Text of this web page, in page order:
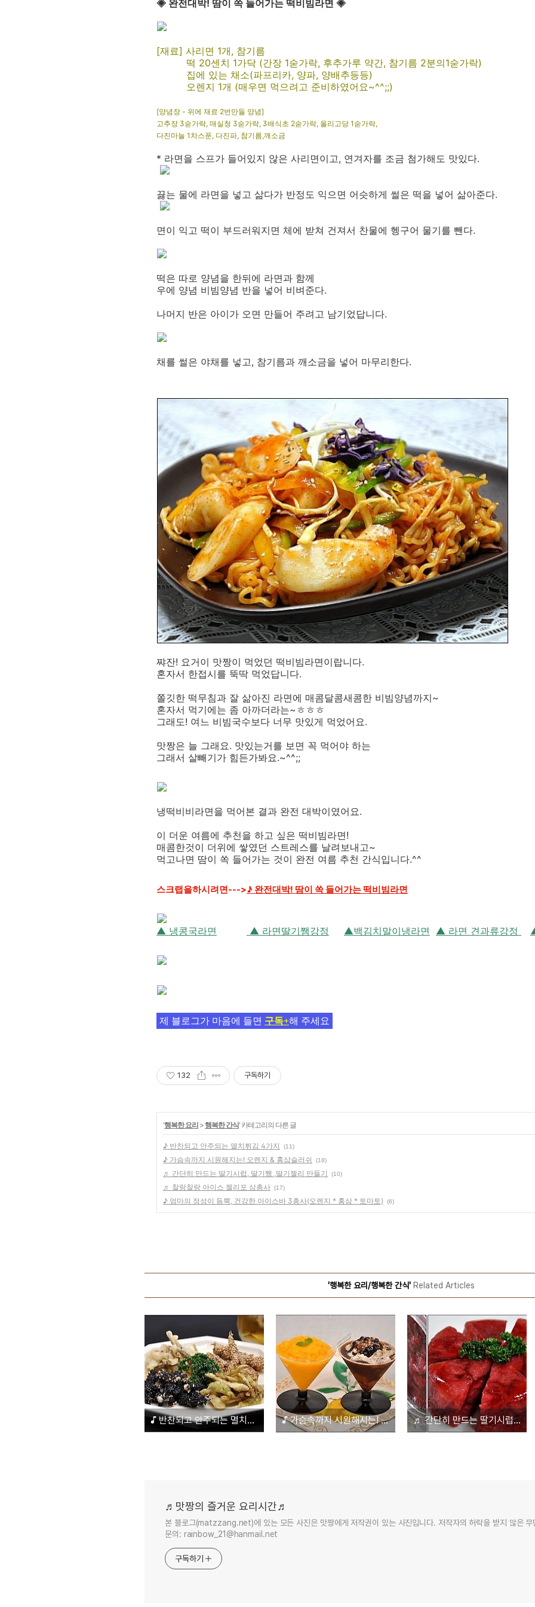
◈ 완전대박! 땀이 쏙 들어가는 떡비빔라면 ◈
[재료] 사리면 1개, 참기름
떡 20센치 1가닥 (간장 1숟가락, 후추가루 약간, 참기름 2분의1숟가락)
집에 있는 채소(파프리카, 양파, 양배추등등)
오렌지 1개 (매우면 먹으려고 준비하였어요~^^;;)
[양념장 - 위에 재료 2번만들 양념]
고추장 3숟가락, 매실청 3숟가락, 3배식초 2숟가락, 올리고당 1숟가락,
다진마늘 1차스푼, 다진파, 참기름,깨소금
* 라면을 스프가 들어있지 않은 사리면이고, 연겨자를 조금 첨가해도 맛있다.
끓는 물에 라면을 넣고 삶다가 반정도 익으면 어슷하게 썰은 떡을 넣어 삶아준다.
면이 익고 떡이 부드러워지면 체에 받쳐 건져서 찬물에 헹구어 물기를 뺀다.
떡은 따로 양념을 한뒤에 라면과 함께
우에 양념 비빔양념 반을 넣어 비벼준다.
나머지 반은 아이가 오면 만들어 주려고 남기었답니다.
채를 썰은 야채를 넣고, 참기름과 깨소금을 넣어 마무리한다.
쨔잔! 요거이 맛짱이 먹었던 떡비빔라면이랍니다.
혼자서 한접시를 뚝딱 먹었답니다.
쫄깃한 떡무침과 잘 삶아진 라면에 매콤달콤새콤한 비빔양념까지~
혼자서 먹기에는 좀 아까더라는~ㅎㅎㅎ
그래도! 여느 비빔국수보다 너무 맛있게 먹었어요.
맛짱은 늘 그래요. 맛있는거를 보면 꼭 먹어야 하는
그래서 살빼기가 힘든가봐요.~^^;;
냉떡비비라면을 먹어본 결과 완전 대박이였어요.
이 더운 여름에 추천을 하고 싶은 떡비빔라면!
매콤한것이 더위에 쌓였던 스트레스를 날려보내고~
먹고나면 땀이 쏙 들어가는 것이 완전 여름 추천 간식입니다.^^
스크랩을하시려면--->♪ 완전대박! 땀이 쏙 들어가는 떡비빔라면
▲ 냉콩국라면 ▲ 라면딸기쨈강정 ▲백김치말이냉라면 ▲ 라면 견과류강정
제 블로그가 마음에 들면 구독+해 주세요
132 구독하기
'행복한 요리 >행복한 간식' 카테고리의 다른 글
♪ 반찬되고 안주되는 멸치튀김 4가지 (11)
♪ 가슴속까지 시원해지는! 오렌지 & 홍삼슬러쉬 (18)
♬ 간단히 만드는 딸기시럽, 딸기쨈 ,딸기젤리 만들기 (10)
♬ 찰랑찰랑 아이스 젤리포 삼총사 (17)
♪ 엄마의 정성이 듬뿍, 건강한 아이스바 3총사(오렌지 * 홍삼 * 토마토) (6)
'행복한 요리/행복한 간식' Related Articles
♪ 반찬되고 안주되는 멸치튀김 4가지 ♪ 가슴속까지 시원해지는! 오렌지 & 홍삼슬러쉬 ♬ 간단히 만드는 딸기시럽, 딸기쨈 ,딸기젤리 만들기
♬맛짱의 즐거운 요리시간♬
본 블로그(matzzang.net)에 있는 모든 사진은 맛짱에게 저작권이 있는 사진입니다. 저작자의 허락을 받지 않은 무
문의: rainbow_21@hanmail.net
구독하기